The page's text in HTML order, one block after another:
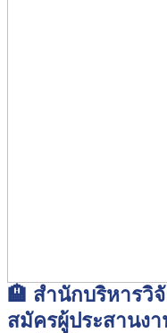
🏨 สำนักบริหารวิ
สมัครผู้ประสานง